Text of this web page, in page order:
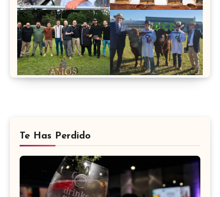
Te Has Perdido